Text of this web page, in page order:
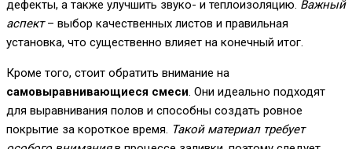
дефекты, а также улучшить звуко- и теплоизоляцию. Важный
аспект– выбор качественных листов и правильная
установка, что существенно влияет на конечный итог.
Кроме того, стоит обратить внимание на
самовыравнивающиеся смеси. Они идеально подходят
для выравнивания полов и способны создать ровное
покрытие за короткое время. Такой материал требует